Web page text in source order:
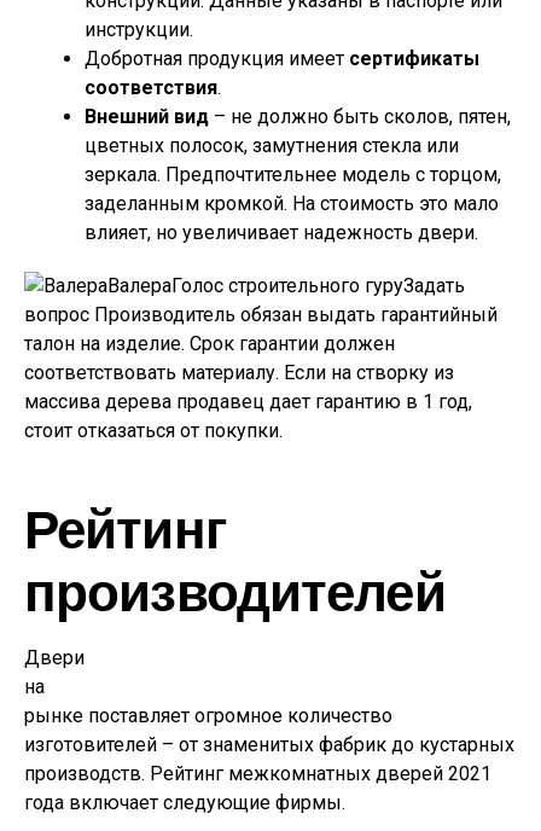
инструкции.
Добротная продукция имеет сертификаты
соответствия.
Внешний вид – не должно быть сколов, пятен,
цветных полосок, замутнения стекла или
зеркала. Предпочтительнее модель с торцом,
заделанным кромкой. На стоимость это мало
влияет, но увеличивает надежность двери.
ВалераГолос строительного гуруЗадать
вопрос Производитель обязан выдать гарантийный
талон на изделие. Срок гарантии должен
соответствовать материалу. Если на створку из
массива дерева продавец дает гарантию в 1 год,
стоит отказаться от покупки.
Рейтинг
производителей
Двери
на
рынке поставляет огромное количество
изготовителей – от знаменитых фабрик до кустарных
производств. Рейтинг межкомнатных дверей 2021
года включает следующие фирмы.